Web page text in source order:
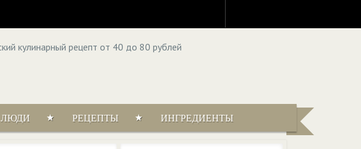
ЛЮДИ РЕЦЕПТЫ ИНГРЕДИЕНТЫ